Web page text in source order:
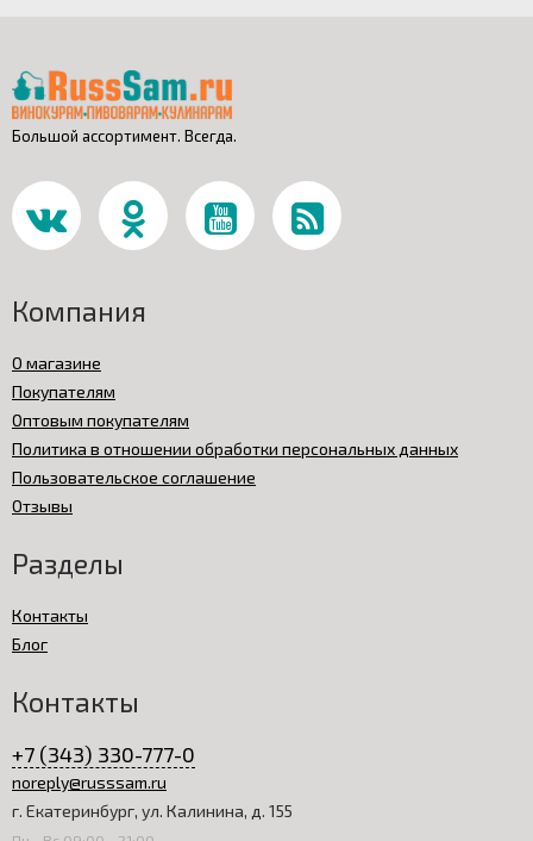
Большой ассортимент. Всегда.
Компания
О магазине
Покупателям
Оптовым покупателям
Политика в отношении обработки персональных данных
Пользовательское соглашение
Отзывы
Разделы
Контакты
Блог
Контакты
+7 (343) 330-777-0
noreply@russsam.ru
г. Екатеринбург, ул. Калинина, д. 155